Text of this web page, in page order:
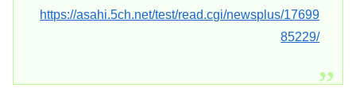
https://asahi.5ch.net/test/read.cgi/newsplus/17699
85229/